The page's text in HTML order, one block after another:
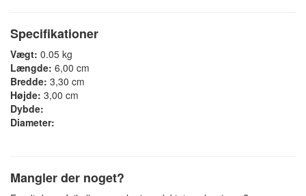
Specifikationer
Vægt: 0.05 kg
Længde: 6,00 cm
Bredde: 3,30 cm
Højde: 3,00 cm
Dybde:
Diameter:
Mangler der noget?